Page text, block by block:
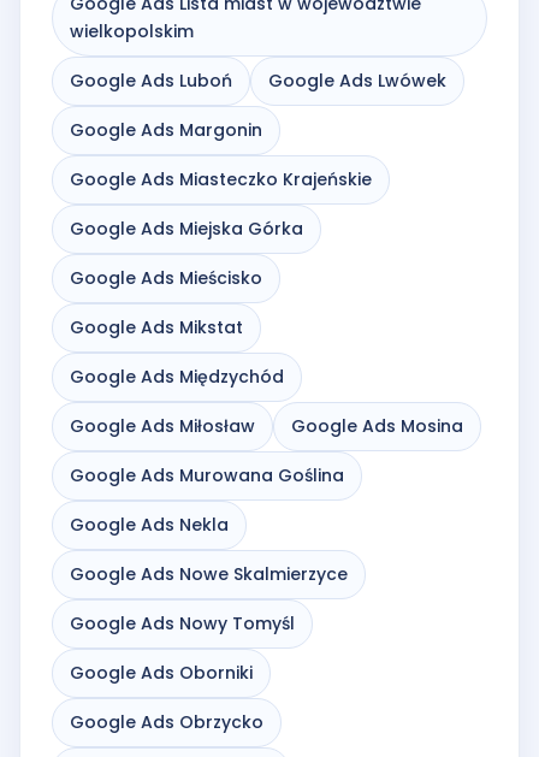
wielkopolskim
Google Ads Luboń Google Ads Lwówek
Google Ads Margonin
Google Ads Miasteczko Krajeńskie
Google Ads Miejska Górka
Google Ads Mieścisko
Google Ads Mikstat
Google Ads Międzychód
Google Ads Miłosław Google Ads Mosina
Google Ads Murowana Goślina
Google Ads Nekla
Google Ads Nowe Skalmierzyce
Google Ads Nowy Tomyśl
Google Ads Oborniki
Google Ads Obrzycko